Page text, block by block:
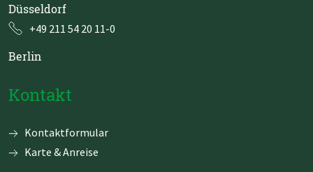
Düsseldorf
+49 211 54 20 11-0
Berlin
Kontakt
Navigation
Kontaktformular
Karte & Anreise